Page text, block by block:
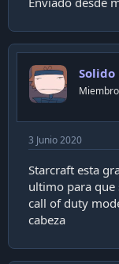
Solido
3 Junio 2020
Starcraft esta
ultimo para que
call of duty
cabeza